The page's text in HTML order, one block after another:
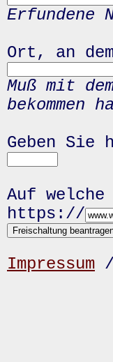
Erfundene
Ort, an
Muß mit
bekommen
Geben
Auf welche
https://
Impressum